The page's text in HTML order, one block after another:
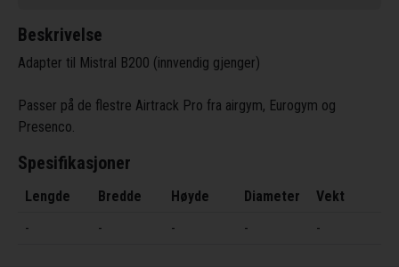
Beskrivelse
Adapter til Mistral B200 (innvendig gjenger)
Passer på de flestre Airtrack Pro fra airgym, Eurogym og
Presenco.
Spesifikasjoner
Lengde Bredde Høyde Diameter
Vekt
-
- - - -